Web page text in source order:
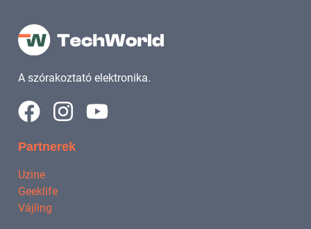
A szórakoztató elektronika.
Partnerek
Uzine
Geeklife
Vájling